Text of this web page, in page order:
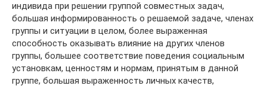
индивида при решении группой совместных задач,
большая информированность о решаемой задаче, членах
группы и ситуации в целом, более выраженная
способность оказывать влияние на других членов
группы, большее соответствие поведения социальным
установкам, ценностям и нормам, принятым в данной
группе, большая выраженность личных качеств,